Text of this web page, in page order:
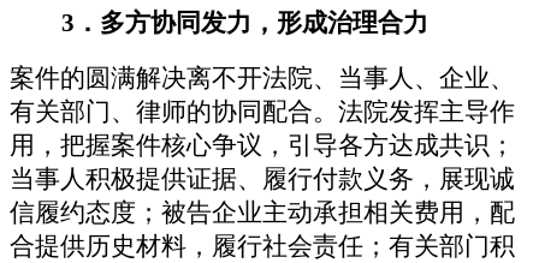
3 ． 多方协同发力，形成治理合力
案件的圆满解决离不开法院、当事人、企业、
有关部门、 律师的协同配合。法院发挥主导作
用，把握案件核心争议，引导各方达成共识；
当事人积极提供证据、履行付款义务，展现诚
信履约态度；被告企业主动承担相关费用，配
合提供历史材料，履行社会责任； 有关部门积